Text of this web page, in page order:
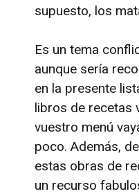
supuesto, los
Es un tema
aunque sería
en la presente
libros de recetas
vuestro menú
poco. Además,
estas obras de
un recurso